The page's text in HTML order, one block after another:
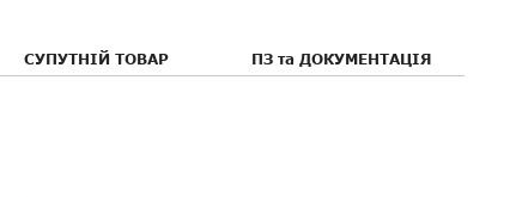
СУПУТНІЙ ТОВАР ПЗ та ДОКУМЕНТАЦІЯ